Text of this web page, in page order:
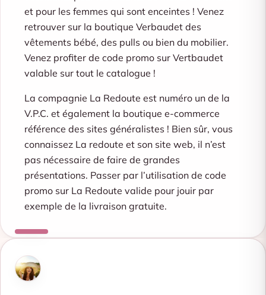
et pour les femmes qui sont enceintes ! Venez
retrouver sur la boutique Verbaudet des
vêtements bébé, des pulls ou bien du mobilier.
Venez profiter de code promo sur Vertbaudet
valable sur tout le catalogue !
La compagnie La Redoute est numéro un de la
V.P.C. et également la boutique e-commerce
référence des sites généralistes ! Bien sûr, vous
connaissez La redoute et son site web, il n’est
pas nécessaire de faire de grandes
présentations. Passer par l’utilisation de code
promo sur La Redoute valide pour jouir par
exemple de la livraison gratuite.